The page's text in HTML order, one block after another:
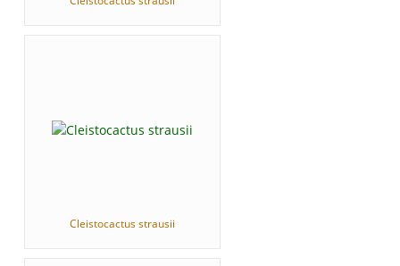
Cleistocactus strausii